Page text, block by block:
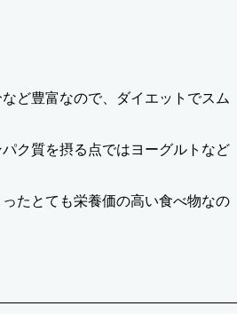
ど豊富なので、ダイエットでスム
ク質を摂る点ではヨーグルトなど
たとても栄養価の高い食べ物なの